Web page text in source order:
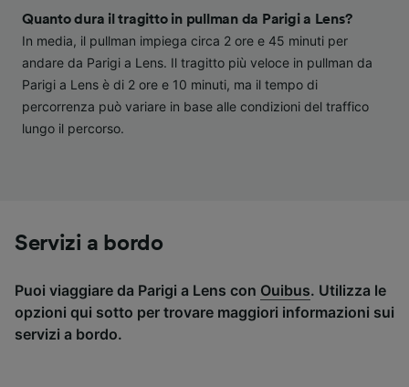
Quanto dura il tragitto in pullman da Parigi a Lens?
In media, il pullman impiega circa 2 ore e 45 minuti per
andare da Parigi a Lens. Il tragitto più veloce in pullman da
Parigi a Lens è di 2 ore e 10 minuti, ma il tempo di
percorrenza può variare in base alle condizioni del traffico
lungo il percorso.
Servizi a bordo
Puoi viaggiare da Parigi a Lens con Ouibus. Utilizza le
opzioni qui sotto per trovare maggiori informazioni sui
servizi a bordo.
Scansione attiva delle caratteristiche del
dispositivo ai fini dell’identificazione.
Archiviare informazioni su dispositivo e/o
accedervi. Pubblicità e contenuti
personalizzati, misurazione delle prestazioni
dei contenuti e degli annunci, ricerche sul
pubblico, sviluppo di servizi.